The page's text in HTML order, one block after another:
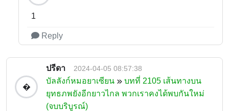
1
Reply
�
ปรีดา 2024-04-05 08:57:38
บัลลังก์หมอยาเซียน
บทที่ 2105 เส้นทางบน
ยุทธภพยังอีกยาวไกล พวกเราคงได้พบกันใหม่
(จบบริบูรณ์)